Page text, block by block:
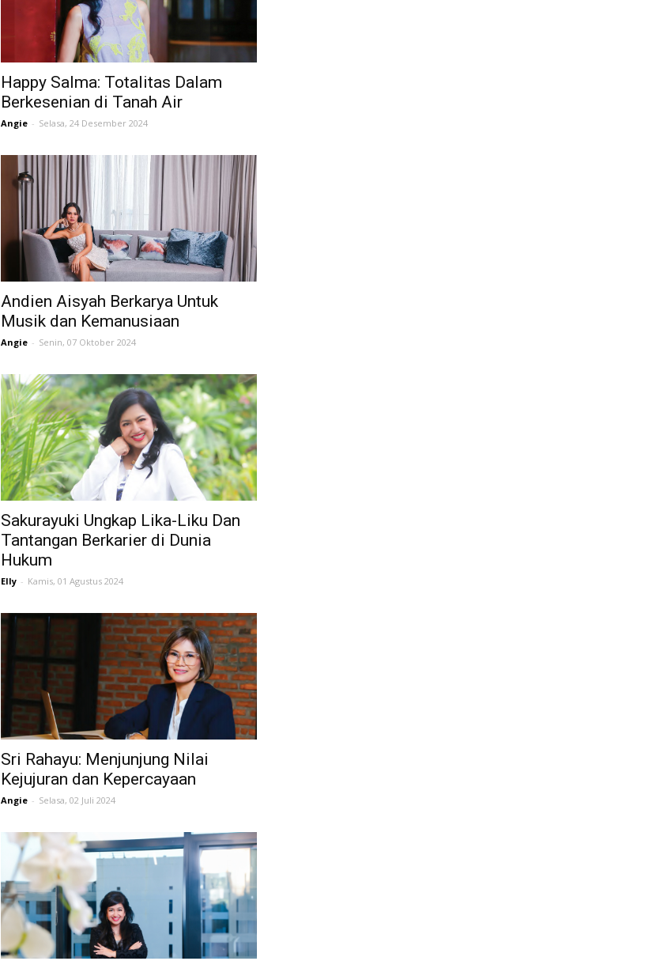
Happy Salma: Totalitas Dalam
Berkesenian di Tanah Air
Angie - Selasa, 24 Desember 2024
Andien Aisyah Berkarya Untuk
Musik dan Kemanusiaan
Angie - Senin, 07 Oktober 2024
Sakurayuki Ungkap Lika-Liku Dan
Tantangan Berkarier di Dunia
Hukum
Elly - Kamis, 01 Agustus 2024
Sri Rahayu: Menjunjung Nilai
Kejujuran dan Kepercayaan
Angie - Selasa, 02 Juli 2024